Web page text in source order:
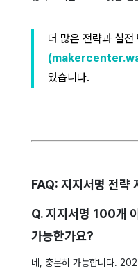
더 많은 전략과 실전
있습니다.
FAQ: 지지서명 전략
Q. 지지서명 100개
가능한가요?
네, 충분히 가능합니다.